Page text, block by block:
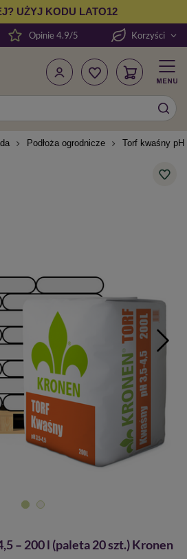
UŻYJ KODU LATO12
Opinie 4.9/5 Korzyści
Podłoża ogrodnicze Torf kwaśny
– 200 l (paleta 20 szt.) Kronen